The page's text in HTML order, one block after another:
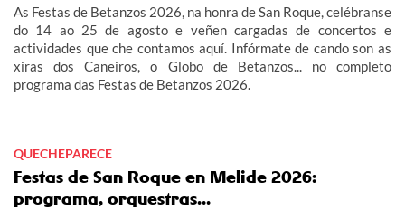
As Festas de Betanzos 2026, na honra de San Roque, celébranse
do 14 ao 25 de agosto e veñen cargadas de concertos e
actividades que che contamos aquí. Infórmate de cando son as
xiras dos Caneiros, o Globo de Betanzos... no completo
programa das Festas de Betanzos 2026.
QUECHEPARECE
Festas de San Roque en Melide 2026:
programa, orquestras...